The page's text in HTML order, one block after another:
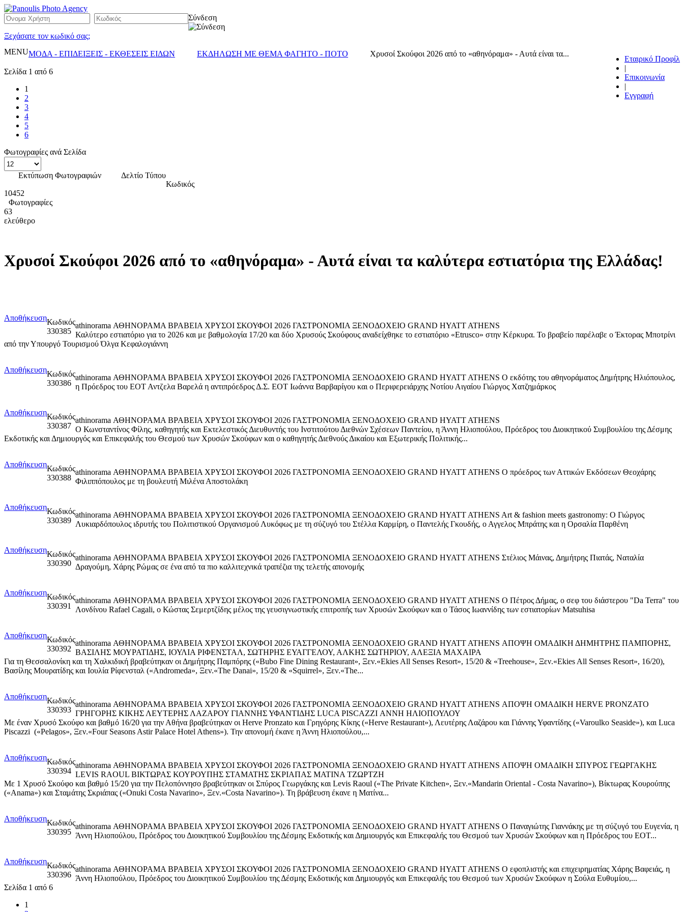
Σύνδεση
Ξεχάσατε τον κωδικό σας;
MENU
Εταιρικό Προφίλ
|
Επικοινωνία
|
Εγγραφή
ΜΟΔΑ - ΕΠΙΔΕΙΞΕΙΣ - ΕΚΘΕΣΕΙΣ ΕΙΔΩΝ ΕΚΔΗΛΩΣΗ ΜΕ ΘΕΜΑ ΦΑΓΗΤΟ - ΠΟΤΟ Χρυσοί Σκούφοι 2026 από το «αθηνόραμα» - Αυτά είναι τα...
Σελίδα 1 από 6
1
2
3
4
5
6
Φωτογραφίες ανά Σελίδα
Εκτύπωση Φωτογραφιών
Δελτίο Τύπου
Κωδικός
10452
Φωτογραφίες
63
ελεύθερο
Χρυσοί Σκούφοι 2026 από το «αθηνόραμα» - Αυτά είναι τα καλύτερα εστιατόρια της Ελλάδας!
ΑποθήκευσηΚωδικός
330385
athinorama ΑΘΗΝΟΡΑΜΑ ΒΡΑΒΕΙΑ ΧΡΥΣΟΙ ΣΚΟΥΦΟΙ 2026 ΓΑΣΤΡΟΝΟΜΙΑ ΞΕΝΟΔΟΧΕΙΟ GRAND HYATT ATHENS
Καλύτερο εστιατόριο για το 2026 και με βαθμολογία 17/20 και δύο Χρυσούς Σκούφους αναδείχθηκε το εστιατόριο «Etrusco» στην Κέρκυρα. Το βραβείο παρέλαβε ο Έκτορας Μποτρίνι
από την Υπουργό Τουρισμού Όλγα Κεφαλογιάννη
ΑποθήκευσηΚωδικός
330386
athinorama ΑΘΗΝΟΡΑΜΑ ΒΡΑΒΕΙΑ ΧΡΥΣΟΙ ΣΚΟΥΦΟΙ 2026 ΓΑΣΤΡΟΝΟΜΙΑ ΞΕΝΟΔΟΧΕΙΟ GRAND HYATT ATHENS Ο εκδότης του αθηνοράματος Δημήτρης Ηλιόπουλος,
η Πρόεδρος του ΕΟΤ Αντζελα Βαρελά η αντιπρόεδρος Δ.Σ. ΕΟΤ Ιωάννα Βαρβαρίγου και ο Περιφερειάρχης Νοτίου Αιγαίου Γιώργος Χατζημάρκος
ΑποθήκευσηΚωδικός
330387
athinorama ΑΘΗΝΟΡΑΜΑ ΒΡΑΒΕΙΑ ΧΡΥΣΟΙ ΣΚΟΥΦΟΙ 2026 ΓΑΣΤΡΟΝΟΜΙΑ ΞΕΝΟΔΟΧΕΙΟ GRAND HYATT ATHENS
Ο Κωνσταντίνος Φίλης, καθηγητής και Εκτελεστικός Διευθυντής του Ινστιτούτου Διεθνών Σχέσεων Παντείου, η Άννη Ηλιοπούλου, Πρόεδρος του Διοικητικού Συμβουλίου της Δέσμης
Εκδοτικής και Δημιουργός και Επικεφαλής του Θεσμού των Χρυσών Σκούφων και ο καθηγητής Διεθνούς Δικαίου και Εξωτερικής Πολιτικής...
ΑποθήκευσηΚωδικός
330388
athinorama ΑΘΗΝΟΡΑΜΑ ΒΡΑΒΕΙΑ ΧΡΥΣΟΙ ΣΚΟΥΦΟΙ 2026 ΓΑΣΤΡΟΝΟΜΙΑ ΞΕΝΟΔΟΧΕΙΟ GRAND HYATT ATHENS Ο πρόεδρος των Αττικών Εκδόσεων Θεοχάρης
Φιλιππόπουλος με τη βουλευτή Μιλένα Αποστολάκη
ΑποθήκευσηΚωδικός
330389
athinorama ΑΘΗΝΟΡΑΜΑ ΒΡΑΒΕΙΑ ΧΡΥΣΟΙ ΣΚΟΥΦΟΙ 2026 ΓΑΣΤΡΟΝΟΜΙΑ ΞΕΝΟΔΟΧΕΙΟ GRAND HYATT ATHENS Art & fashion meets gastronomy: Ο Γιώργος
Λυκιαρδόπουλος ιδρυτής του Πολιτιστικού Οργανισμού Λυκόφως με τη σύζυγό του Στέλλα Καρμίρη, ο Παντελής Γκουδής, ο Αγγελος Μπράτης και η Ορσαλία Παρθένη
ΑποθήκευσηΚωδικός
330390
athinorama ΑΘΗΝΟΡΑΜΑ ΒΡΑΒΕΙΑ ΧΡΥΣΟΙ ΣΚΟΥΦΟΙ 2026 ΓΑΣΤΡΟΝΟΜΙΑ ΞΕΝΟΔΟΧΕΙΟ GRAND HYATT ATHENS Στέλιος Μάινας, Δημήτρης Πιατάς, Ναταλία
Δραγούμη, Χάρης Ρώμας σε ένα από τα πιο καλλιτεχνικά τραπέζια της τελετής απονομής
ΑποθήκευσηΚωδικός
330391
athinorama ΑΘΗΝΟΡΑΜΑ ΒΡΑΒΕΙΑ ΧΡΥΣΟΙ ΣΚΟΥΦΟΙ 2026 ΓΑΣΤΡΟΝΟΜΙΑ ΞΕΝΟΔΟΧΕΙΟ GRAND HYATT ATHENS Ο Πέτρος Δήμας, ο σεφ του διάστερου "Da Terra" του
Λονδίνου Rafael Cagali, ο Κώστας Σεμερτζίδης μέλος της γευσιγνωστικής επιτροπής των Χρυσών Σκούφων και ο Τάσος Ιωαννίδης των εστιατορίων Matsuhisa
ΑποθήκευσηΚωδικός
330392
athinorama ΑΘΗΝΟΡΑΜΑ ΒΡΑΒΕΙΑ ΧΡΥΣΟΙ ΣΚΟΥΦΟΙ 2026 ΓΑΣΤΡΟΝΟΜΙΑ ΞΕΝΟΔΟΧΕΙΟ GRAND HYATT ATHENS ΑΠΟΨΗ ΟΜΑΔΙΚΗ ΔΗΜΗΤΡΗΣ ΠΑΜΠΟΡΗΣ,
ΒΑΣΙΛΗΣ ΜΟΥΡΑΤΙΔΗΣ, ΙΟΥΛΙΑ ΡΙΦΕΝΣΤΑΛ, ΣΩΤΗΡΗΣ ΕΥΑΓΓΕΛΟΥ, ΑΛΚΗΣ ΣΩΤΗΡΙΟΥ, ΑΛΕΞΙΑ ΜΑΧΑΙΡΑ
Για τη Θεσσαλονίκη και τη Χαλκιδική βραβεύτηκαν οι Δημήτρης Παμπόρης («Bubo Fine Dining Restaurant», Ξεν.«Ekies All Senses Resort», 15/20 & «Treehouse», Ξεν.«Ekies All Senses Resort», 16/20),
Βασίλης Μουρατίδης και Ιουλία Ρίφενσταλ («Andromeda», Ξεν.«The Danai», 15/20 & «Squirrel», Ξεν.«The...
ΑποθήκευσηΚωδικός
330393
athinorama ΑΘΗΝΟΡΑΜΑ ΒΡΑΒΕΙΑ ΧΡΥΣΟΙ ΣΚΟΥΦΟΙ 2026 ΓΑΣΤΡΟΝΟΜΙΑ ΞΕΝΟΔΟΧΕΙΟ GRAND HYATT ATHENS ΑΠΟΨΗ ΟΜΑΔΙΚΗ HERVE PRONZATO
ΓΡΗΓΟΡΗΣ ΚΙΚΗΣ ΛΕΥΤΕΡΗΣ ΛΑΖΑΡΟΥ ΓΙΑΝΝΗΣ ΥΦΑΝΤΙΔΗΣ LUCA PISCAZZI ΑΝΝΗ ΗΛΙΟΠΟΥΛΟΥ
Με έναν Χρυσό Σκούφο και βαθμό 16/20 για την Αθήνα βραβεύτηκαν οι Herve Pronzato και Γρηγόρης Κίκης («Herve Restaurant»), Λευτέρης Λαζάρου και Γιάννης Υφαντίδης («Varoulko Seaside»), και Luca
Piscazzi («Pelagos», Ξεν.«Four Seasons Astir Palace Hotel Athens»). Την απονομή έκανε η Άννη Ηλιοπούλου,...
ΑποθήκευσηΚωδικός
330394
athinorama ΑΘΗΝΟΡΑΜΑ ΒΡΑΒΕΙΑ ΧΡΥΣΟΙ ΣΚΟΥΦΟΙ 2026 ΓΑΣΤΡΟΝΟΜΙΑ ΞΕΝΟΔΟΧΕΙΟ GRAND HYATT ATHENS ΑΠΟΨΗ ΟΜΑΔΙΚΗ ΣΠΥΡΟΣ ΓΕΩΡΓΑΚΗΣ
LEVIS RAOUL ΒΙΚΤΩΡΑΣ ΚΟΥΡΟΥΠΗΣ ΣΤΑΜΑΤΗΣ ΣΚΡΙΑΠΑΣ ΜΑΤΙΝΑ ΤΖΩΡΤΖΗ
Με 1 Χρυσό Σκούφο και βαθμό 15/20 για την Πελοπόννησο βραβεύτηκαν οι Σπύρος Γεωργάκης και Levis Raoul («The Private Kitchen», Ξεν.«Mandarin Oriental - Costa Navarino»), Βίκτωρας Κουρούπης
(«Αnama») και Σταμάτης Σκριάπας («Onuki Costa Navarino», Ξεν.«Costa Navarino»). Τη βράβευση έκανε η Ματίνα...
ΑποθήκευσηΚωδικός
330395
athinorama ΑΘΗΝΟΡΑΜΑ ΒΡΑΒΕΙΑ ΧΡΥΣΟΙ ΣΚΟΥΦΟΙ 2026 ΓΑΣΤΡΟΝΟΜΙΑ ΞΕΝΟΔΟΧΕΙΟ GRAND HYATT ATHENS Ο Παναγιώτης Γιαννάκης με τη σύζυγό του Ευγενία, η
Άννη Ηλιοπούλου, Πρόεδρος του Διοικητικού Συμβουλίου της Δέσμης Εκδοτικής και Δημιουργός και Επικεφαλής του Θεσμού των Χρυσών Σκούφων και η Πρόεδρος του ΕΟΤ...
ΑποθήκευσηΚωδικός
330396
athinorama ΑΘΗΝΟΡΑΜΑ ΒΡΑΒΕΙΑ ΧΡΥΣΟΙ ΣΚΟΥΦΟΙ 2026 ΓΑΣΤΡΟΝΟΜΙΑ ΞΕΝΟΔΟΧΕΙΟ GRAND HYATT ATHENS Ο εφοπλιστής και επιχειρηματίας Χάρης Βαφειάς, η
Άννη Ηλιοπούλου, Πρόεδρος του Διοικητικού Συμβουλίου της Δέσμης Εκδοτικής και Δημιουργός και Επικεφαλής του Θεσμού των Χρυσών Σκούφων η Σούλα Ευθυμίου,...
Σελίδα 1 από 6
1